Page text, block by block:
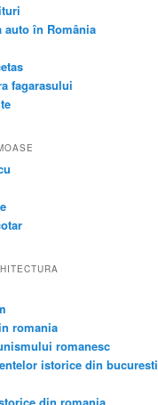
în România
fagarasului
romania
romanesc
istorice din bucuresti